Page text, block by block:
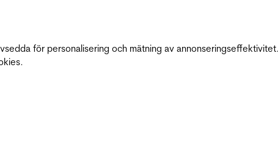
för personalisering och mätning av annonseringseffektivitet.